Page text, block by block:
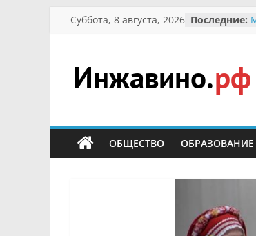
Перейти
Суббота, 8 августа, 2026 Последние:
сельский
портал
ОБЩЕСТВО ОБРАЗОВАНИЕ